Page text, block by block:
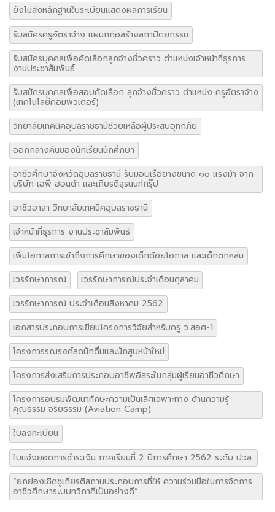
ยังไม่ส่งหลักฐานใบระเบียนแสดงผลการเรียน
รับสมัครครูอัตราจ้าง แผนกก่อสร้างสถาปัตยกรรม
รับสมัครบุคคลเพื่อคัดเลือกลูกจ้างชั่วคราว ตำแหน่งเจ้าหน้าที่ธุรการ
งานประชาสัมพันธ์
รับสมัครบุคคลเพื่อสอบคัดเลือก ลูกจ้างชั่วคราว ตำแหน่ง ครูอัตราจ้าง
(เทคโนโลยีคอมพิวเตอร์)
วิทยาลัยเทคนิคอุบลราชธานีช่วยเหลือผู้ประสบอุทกภัย
ออกกลางคันของนักเรียนนักศึกษา
อาชีวศึกษาจังหวัดอุบลราชธานี รับมอบเรือยางขนาด ๑๐ แรงม้า จาก
บริษัท เอพี ฮอนด้า และเกียรติสุรนนท์กรุ๊ป
อาชีวอาสา วิทยาลัยเทคนิคอุบลราชธานี
เจ้าหน้าที่ธุรการ งานประชาสัมพันธ์
เพิ่มโอกาสการเข้าถึงการศึกษาของเด็กด้อยโอกาส และเด็กตกหล่น
เวรรักษาการณ์
เวรรักษาการณ์ประจำเดือนตุลาคม
เวรรักษาการณ์ ประจำเดือนสิงหาคม 2562
เอกสารประกอบการเขียนโครงการวิจัยสำหรับครู ว.สอศ-1
โครงการรณรงค์ลดนักดื่มและนักสูบหน้าใหม่
โครงการส่งเสริมการประกอบอาชีพอิสระในกลุ่มผู้เรียนอาชีวศึกษา
โครงการอบรมพัฒนาทักษะความเป็นเลิศเฉพาะทาง ด้านความรู้
คุณธรรม จริยธรรม (Aviation Camp)
ใบลงทะเบียน
ใบแจ้งยอดการชำระเงิน ภาคเรียนที่ 2 ปีการศึกษา 2562 ระดับ ปวส.
“ยกย่องเชิดชูเกียรติสถานประกอบการที่ให้ ความร่วมมือในการจัดการ
อาชีวศึกษาระบบทวิภาคีเป็นอย่างดี”